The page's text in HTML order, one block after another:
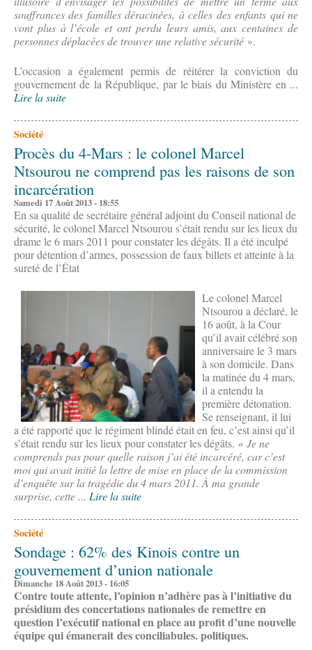
souffrances des familles déracinées, à celles des enfants qui ne
vont plus à l’école et ont perdu leurs amis, aux centaines de
personnes déplacées de trouver une relative sécurité ».
L’occasion a également permis de réitérer la conviction du
gouvernement de la République, par le biais du Ministère en ...
Lire la suite
Société
Procès du 4-Mars : le colonel Marcel
Ntsourou ne comprend pas les raisons de son
incarcération
Samedi 17 Août 2013 - 18:55
En sa qualité de secrétaire général adjoint du Conseil national de
sécurité, le colonel Marcel Ntsourou s’était rendu sur les lieux du
drame le 6 mars 2011 pour constater les dégâts. Il a été inculpé
pour détention d’armes, possession de faux billets et atteinte à la
sureté de l’État
Le colonel Marcel
Ntsourou a déclaré, le
16 août, à la Cour
qu’il avait célébré son
anniversaire le 3 mars
à son domicile. Dans
la matinée du 4 mars,
il a entendu la
première détonation.
Se renseignant, il lui
a été rapporté que le régiment blindé était en feu, c’est ainsi qu’il
s’était rendu sur les lieux pour constater les dégâts. « Je ne
comprends pas pour quelle raison j’ai été incarcéré, car c’est
moi qui avait initié la lettre de mise en place de la commission
d’enquête sur la tragédie du 4 mars 2011. À ma grande
surprise, cette ... Lire la suite
Société
Sondage : 62% des Kinois contre un
gouvernement d’union nationale
Dimanche 18 Août 2013 - 16:05
Contre toute attente, l’opinion n’adhère pas à l’initiative du
présidium des concertations nationales de remettre en
question l’exécutif national en place au profit d’une nouvelle
équipe qui émanerait des conciliabules. politiques.